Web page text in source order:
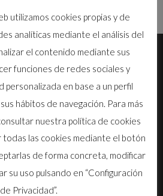
empresa canaria que garantiza la
fresco, tueste y calidad en el proceso
utilizamos cookies propias y de
analíticas mediante el análisis del
el contenido mediante sus
funciones de redes sociales y
personalizada en base a un perfil
hábitos de navegación. Para más
nuestra política de cookies
todas las cookies mediante el botón
de forma concreta, modificar
su uso pulsando en “Configuración
de Privacidad”.